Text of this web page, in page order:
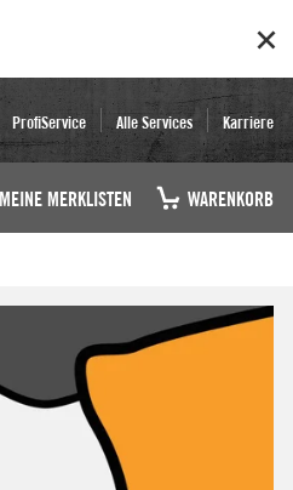
ProfiService Alle Services Karriere
MEINE MERKLISTEN WARENKORB